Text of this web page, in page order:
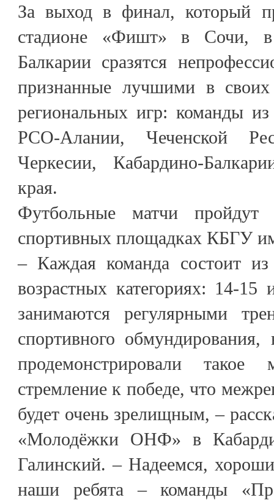
За выход в финал, который
стадионе «Фишт» в Сочи, в
Балкарии сразятся
признанные лучшими в своих
региональных игр: команды
РСО-Алании, Чеченской
Черкесии, Кабардино-
края.
Футбольные матчи
спортивных площадках КБГУ
– Каждая команда состоит
возрастных категориях: 14-
занимаются регулярными
спортивного
продемонстрировали такое
стремление к победе, что
будет очень зрелищным, –
«Молодёжки ОНФ» в
Галинский. – Надеемся,
наши ребята – команды